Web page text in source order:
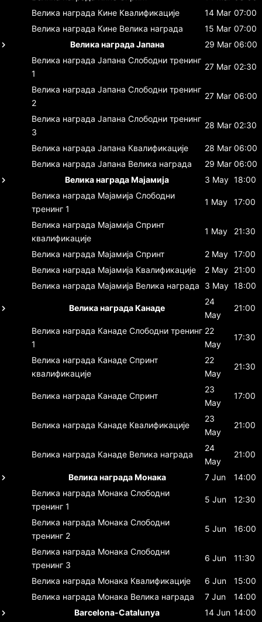
Велика награда Кине Квалификације 14 Mar 07:00
Велика награда Кине Велика награда 15 Mar 07:00
Велика награда Јапана
29 Mar 06:00
Велика награда Јапана Слободни тренинг
1
27 Mar 02:30
Велика награда Јапана Слободни тренинг
2
27 Mar 06:00
Велика награда Јапана Слободни тренинг
3
28 Mar 02:30
Велика награда Јапана Квалификације 28 Mar 06:00
Велика награда Јапана Велика награда 29 Mar 06:00
Велика награда Мајамија
3 May 18:00
Велика награда Мајамија Слободни
тренинг 1
1 May 17:00
Велика награда Мајамија Спринт
квалификације
1 May 21:30
Велика награда Мајамија Спринт 2 May 17:00
Велика награда Мајамија Квалификације 2 May
21:00
Велика награда Мајамија Велика награда 3 May 18:00
Велика награда Канаде
24
May
21:00
Велика награда Канаде Слободни тренинг
1
22
May
17:30
Велика награда Канаде Спринт
квалификације
22
May
21:30
Велика награда Канаде Спринт
23
May
17:00
Велика награда Канаде Квалификације
23
May
21:00
Велика награда Канаде Велика награда
24
May
21:00
Велика награда Монака 7 Jun
14:00
Велика награда Монака Слободни
тренинг 1
5 Jun 12:30
Велика награда Монака Слободни
тренинг 2
5 Jun 16:00
Велика награда Монака Слободни
тренинг 3
6 Jun 11:30
Велика награда Монака Квалификације 6 Jun
15:00
Велика награда Монака Велика награда 7 Jun
14:00
Barcelona-Catalunya
14 Jun 14:00